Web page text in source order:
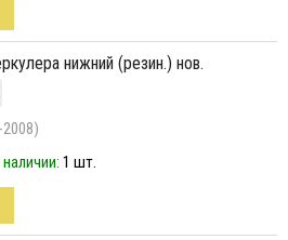
нижний (резин.) нов.
наличии: 1 шт.